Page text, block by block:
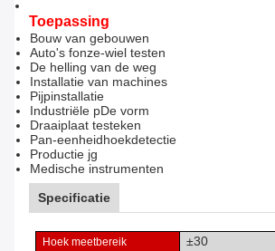
Toepassing
Bouw van gebouwen
Auto's fonze-wiel testen
De helling van de weg
Installatie van machines
Pijpinstallatie
Industriële pDe vorm
Draaiplaat testeken
Pan-eenheidhoekdetectie
Productie jg
Medische instrumenten
Specificatie
Hoek meetbereik ±30